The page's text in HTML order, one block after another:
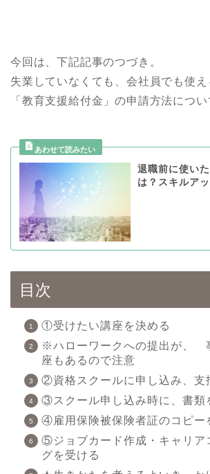
今回は、下記記事のつづき。
失業していなくても、会社員でも使
「教育支援給付金」の申請方法につい
退職前に使い
は？スキルア
目次
①受けたい講座を決める
※ハローワークへの提出が、
座もあるので注意
②資格スクールに申し込み、支
③スクール申し込み時に、書類
④雇用保険被保険者証のコピー
⑤ジョブカード作成・キャリア
グを受ける